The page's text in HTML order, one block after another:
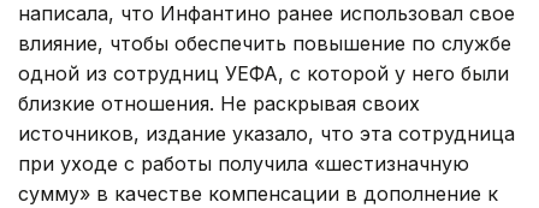
написала, что Инфантино ранее использовал свое
влияние, чтобы обеспечить повышение по службе
одной из сотрудниц УЕФА, с которой у него были
близкие отношения. Не раскрывая своих
источников, издание указало, что эта сотрудница
при уходе с работы получила «шестизначную
сумму» в качестве компенсации в дополнение к